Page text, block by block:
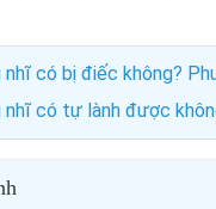
nhĩ có bị điếc không?
nhĩ có tự lành được